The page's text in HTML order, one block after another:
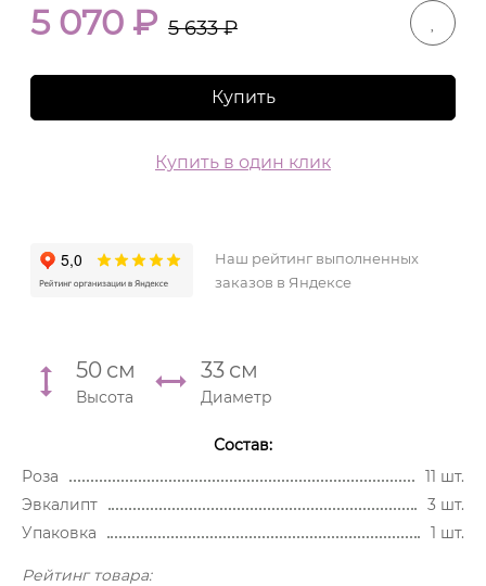
5 070 ₽ 5 633₽
Купить
Купить в один клик
Наш рейтинг выполненных
заказов в Яндексе
50 см
Высота
33 см
Диаметр
Состав:
Роза
11 шт.
Эвкалипт
3 шт.
Упаковка
1 шт.
Рейтинг товара: